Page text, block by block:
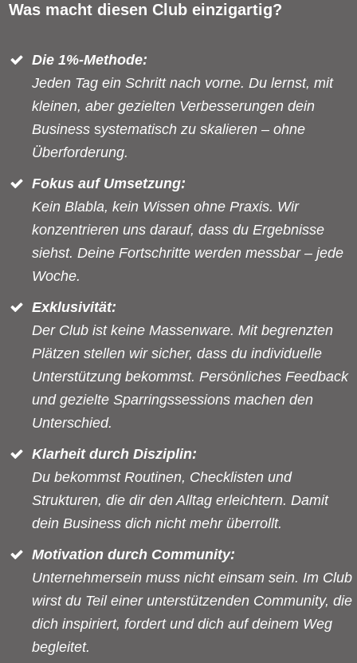
Was macht diesen Club einzigartig?
Die 1%-Methode:
Jeden Tag ein Schritt nach vorne. Du lernst, mit
kleinen, aber gezielten Verbesserungen dein
Business systematisch zu skalieren – ohne
Überforderung.
Fokus auf Umsetzung:
Kein Blabla, kein Wissen ohne Praxis. Wir
konzentrieren uns darauf, dass du Ergebnisse
siehst. Deine Fortschritte werden messbar – jede
Woche.
Exklusivität:
Der Club ist keine Massenware. Mit begrenzten
Plätzen stellen wir sicher, dass du individuelle
Unterstützung bekommst. Persönliches Feedback
und gezielte Sparringssessions machen den
Unterschied.
Klarheit durch Disziplin:
Du bekommst Routinen, Checklisten und
Strukturen, die dir den Alltag erleichtern. Damit
dein Business dich nicht mehr überrollt.
Motivation durch Community:
Unternehmersein muss nicht einsam sein. Im Club
wirst du Teil einer unterstützenden Community, die
dich inspiriert, fordert und dich auf deinem Weg
begleitet.